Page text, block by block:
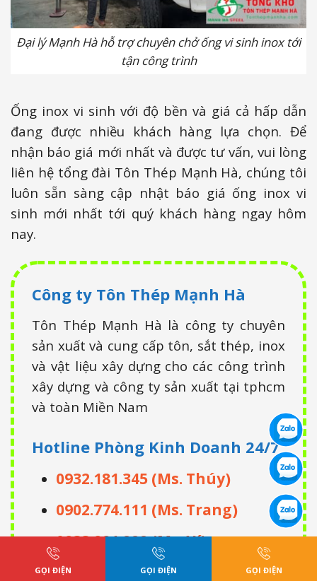
Đại lý Mạnh Hà hỗ trợ chuyên chở ống vi sinh inox tới
tận công trình
Ống inox vi sinh với độ bền và giá cả hấp dẫn
đang được nhiều khách hàng lựa chọn. Để
nhận báo giá mới nhất và được tư vấn, vui lòng
liên hệ tổng đài Tôn Thép Mạnh Hà, chúng tôi
luôn sẵn sàng cập nhật báo giá ống inox vi
sinh mới nhất tới quý khách hàng ngay hôm
nay.
Công ty Tôn Thép Mạnh Hà
Tôn Thép Mạnh Hà là công ty chuyên
sản xuất và cung cấp tôn, sắt thép, inox
và vật liệu xây dựng cho các công trình
xây dựng và công ty sản xuất tại tphcm
và toàn Miền Nam
Hotline Phòng Kinh Doanh 24/7
0932.181.345 (Ms. Thúy)
0902.774.111 (Ms. Trang)
0933.991.222 (Ms. Xí)
0932.337.337 (Mr. Châu)
GỌI ĐIỆN GỌI ĐIỆN GỌI ĐIỆN